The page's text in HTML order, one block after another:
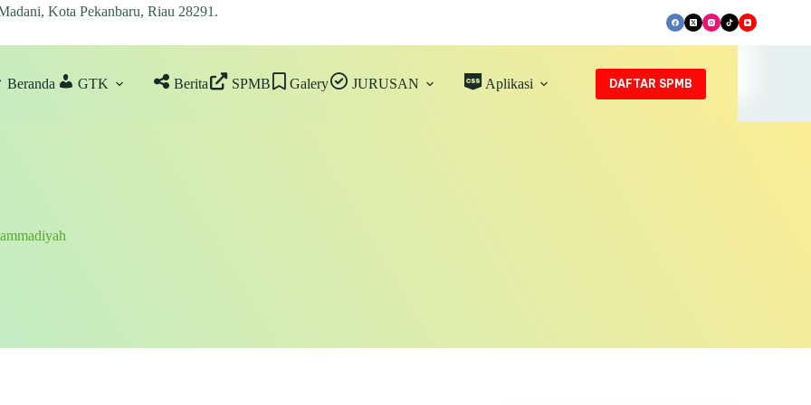
Kota Pekanbaru, Riau 28291 .
Beranda GTK Berita SPMB Galery JURUSAN Aplikasi DAFTAR SPMB